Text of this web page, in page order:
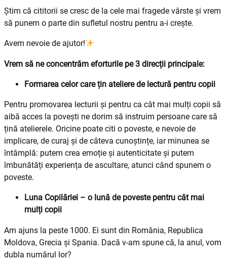
Știm că cititorii se cresc de la cele mai fragede vârste și vrem
să punem o parte din sufletul nostru pentru a-i crește.
Avem nevoie de ajutor!
Vrem să ne concentrăm eforturile pe 3 direcții principale:
Formarea celor care țin ateliere de lectură pentru copii
Pentru promovarea lecturii și pentru ca cât mai mulți copii să
aibă acces la povești ne dorim să instruim persoane care să
țină atelierele. Oricine poate citi o poveste, e nevoie de
implicare, de curaj și de câteva cunoștințe, iar minunea se
întâmplă: putem crea emoție și autenticitate și putem
îmbunătăți experiența de ascultare, atunci când spunem o
poveste.
Luna Copilăriei – o lună de poveste pentru cât mai
mulți copii
Am ajuns la peste 1000. Ei sunt din România, Republica
Moldova, Grecia și Spania. Dacă v-am spune că, la anul, vom
dubla numărul lor?